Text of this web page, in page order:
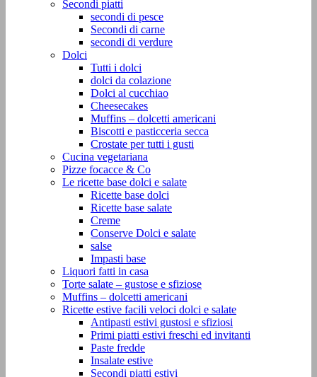
Secondi piatti
secondi di pesce
Secondi di carne
secondi di verdure
Dolci
Tutti i dolci
dolci da colazione
Dolci al cucchiao
Cheesecakes
Muffins – dolcetti americani
Biscotti e pasticceria secca
Crostate per tutti i gusti
Cucina vegetariana
Pizze focacce & Co
Le ricette base dolci e salate
Ricette base dolci
Ricette base salate
Creme
Conserve Dolci e salate
salse
Impasti base
Liquori fatti in casa
Torte salate – gustose e sfiziose
Muffins – dolcetti americani
Ricette estive facili veloci dolci e salate
Antipasti estivi gustosi e sfiziosi
Primi piatti estivi freschi ed invitanti
Paste fredde
Insalate estive
Secondi piatti estivi